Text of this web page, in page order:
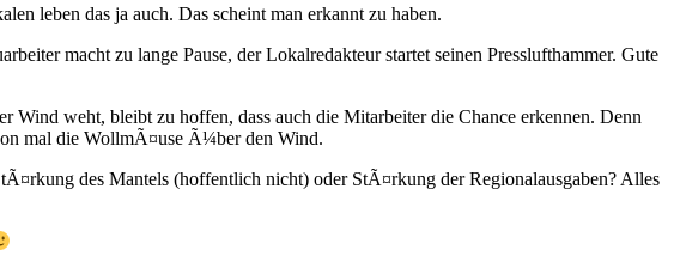
leben das ja auch. Das scheint man erkannt zu haben.
macht zu lange Pause, der Lokalredakteur startet seinen Presslufthammer. Gute
weht, bleibt zu hoffen, dass auch die Mitarbeiter die Chance erkennen. Denn
mal die WollmÃ¤use Ã¼ber den Wind.
des Mantels (hoffentlich nicht) oder StÃ¤rkung der Regionalausgaben? Alles